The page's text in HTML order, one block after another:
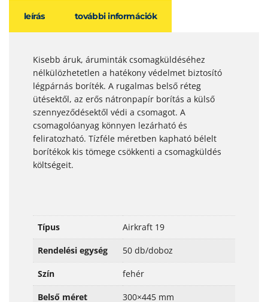
leírás további információk
Kisebb áruk, áruminták csomagküldéséhez
nélkülözhetetlen a hatékony védelmet biztosító
légpárnás boríték. A rugalmas belső réteg
ütésektől, az erős nátronpapír borítás a külső
szennyeződésektől védi a csomagot. A
csomagolóanyag könnyen lezárható és
feliratozható. Tízféle méretben kapható bélelt
borítékok kis tömege csökkenti a csomagküldés
költségeit.
Típus Airkraft 19
Rendelési egység 50 db/doboz
Szín fehér
Belső méret 300×445 mm